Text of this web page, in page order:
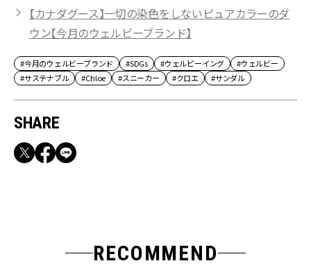
【カナダグース】一切の染色をしないピュアカラーのダ
ウン【今月のウェルビーブランド】
#今月のウェルビーブランド #SDGs #ウェルビーイング
#ウェルビー
#サステナブル
#Chloe #スニーカー #クロエ #サンダル
SHARE
RECOMMEND